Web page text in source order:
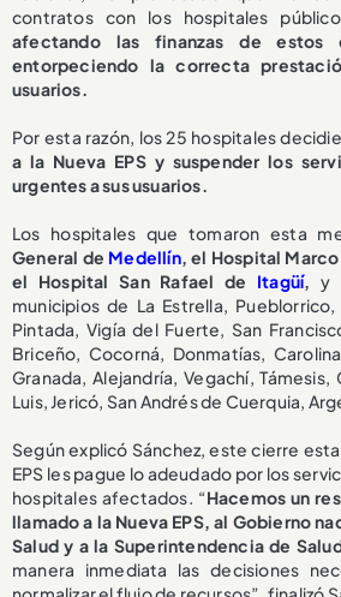
contratos con los hospitales
afectando las finanzas de estos
entorpeciendo la correcta
usuarios.
Por esta razón, los 25 hospitales
a la Nueva EPS y suspender los
urgentes a sus usuarios.
Los hospitales que tomaron esta
General de Medellín, el Hospital
el Hospital San Rafael de Itagüí, y
municipios de La Estrella, Pueblorrico,
Pintada, Vigía del Fuerte, San
Briceño, Cocorná, Donmatías,
Granada, Alejandría, Vegachí,
Luis, Jericó, San Andrés de Cuerquia,
Según explicó Sánchez, este cierre
EPS les pague lo adeudado por los
hospitales afectados. “Hacemos un
llamado a la Nueva EPS, al Gobierno
Salud y a la Superintendencia de
manera inmediata las decisiones